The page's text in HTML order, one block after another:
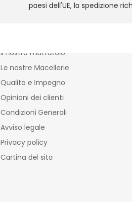
paesi dell'UE, la spedizione
Carnicas Mulas
Il nostro mattatoio
Le nostre Macellerie
Qualita e Impegno
Opinioni dei clienti
Condizioni Generali
Avviso legale
Privacy policy
Cartina del sito